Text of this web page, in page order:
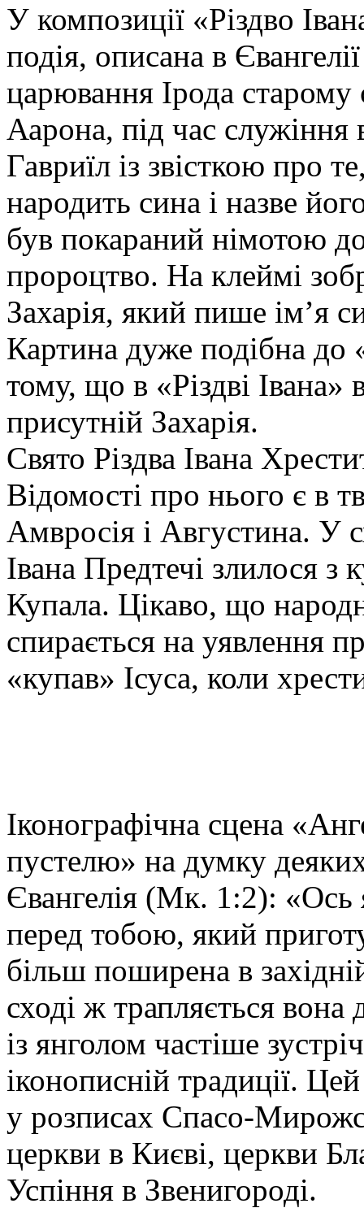
У композиції «Різдво
подія, описана в
царювання Ірода старому
Аарона, під час служіння
Гавриїл із звісткою про
народить сина і назве
був покараний німотою
пророцтво. На клеймі
Захарія, який пише ім’я
Картина дуже подібна до
тому, що в «Різдві Івана»
присутній Захарія.
Свято Різдва Івана
Відомості про нього є в
Амвросія і Августина. У
Івана Предтечі злилося з
Купала. Цікаво, що
спирається на уявлення
«купав» Ісуса, коли
Іконографічна сцена
пустелю» на думку
Євангелія (Мк. 1:2):
перед тобою, який
більш поширена в
сході ж трапляється
із янголом частіше
іконописній традиції.
у розписах Спасо-
церкви в Києві, церкви
Успіння в Звенигороді.